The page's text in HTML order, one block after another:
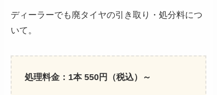
ディーラーでも廃タイヤの引き取り・処分料につ
いて。
処理料金：1本 550円（税込）～